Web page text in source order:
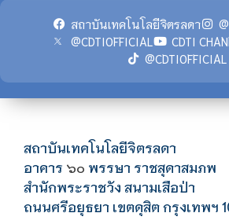
สถาบันเทคโนโลยีจิตรลดา
@CDTIOFFICIAL
CDTI
@CDTIOFFICIAL
สถาบันเทคโนโลยีจิตรลดา
อาคาร ๖๐ พรรษา ราชสุดาสมภพ
สำนักพระราชวัง สนามเสือป่า
ถนนศรีอยุธยา เขตดุสิต กรุงเทพฯ